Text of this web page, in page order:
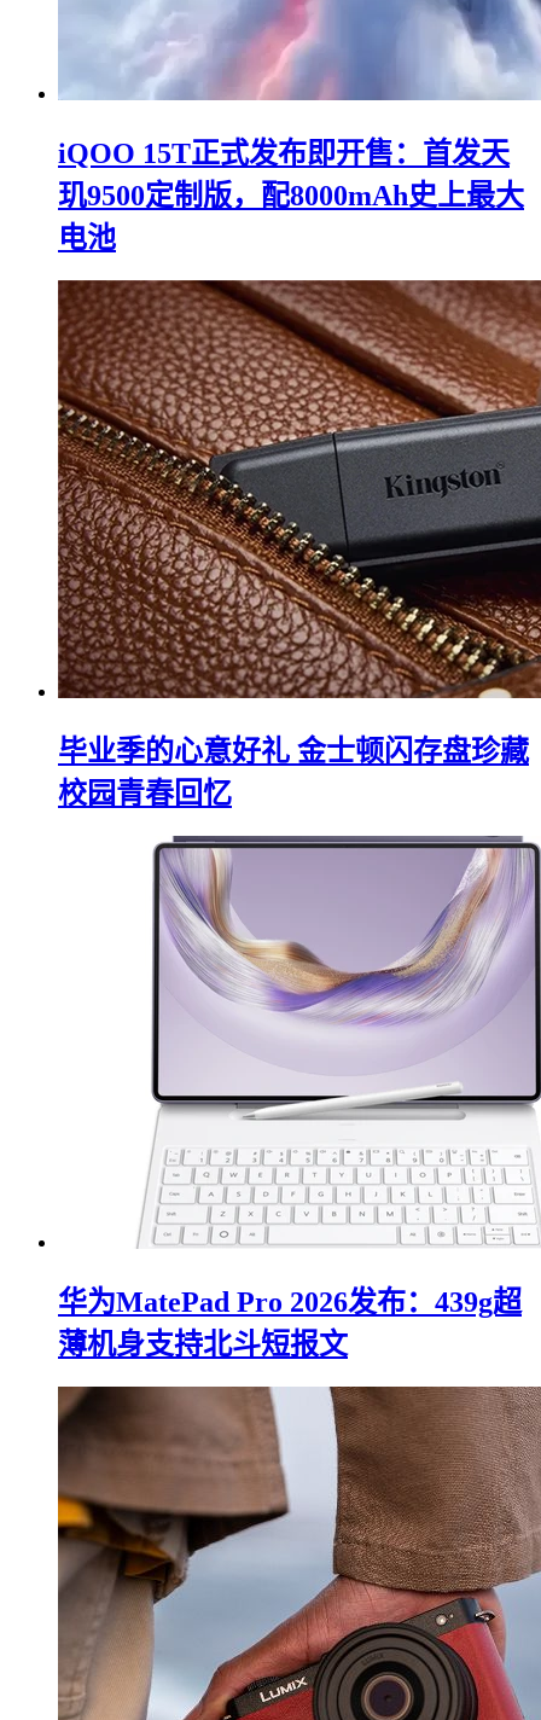
iQOO 15T正式发布即开售：首发天
玑9500定制版，配8000mAh史上最大
电池
毕业季的心意好礼 金士顿闪存盘珍藏
校园青春回忆
华为MatePad Pro 2026发布：439g超
薄机身支持北斗短报文